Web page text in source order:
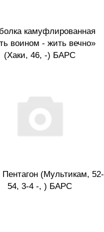
камуфлированная
воином - жить вечно»
(Хаки, 46, -) БАРС
(Мультикам, 52-
54, 3-4 -, ) БАРС